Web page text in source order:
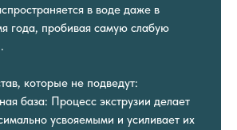
в воде даже в
года, пробивая самую слабую
которые не подведут:
база: Процесс экструзии делает
усвояемыми и усиливает их